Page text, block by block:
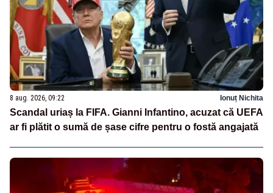
8 aug. 2026, 09:22 Ionuț Nichita
Scandal uriaș la FIFA. Gianni Infantino, acuzat că UEFA
ar fi plătit o sumă de șase cifre pentru o fostă angajată